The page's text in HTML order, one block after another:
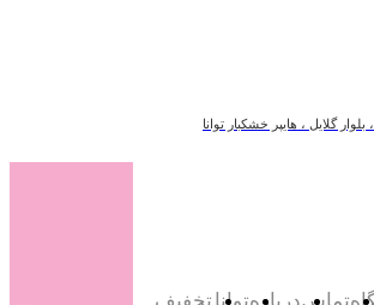
گلایل ، هایپر خشکبار توانا